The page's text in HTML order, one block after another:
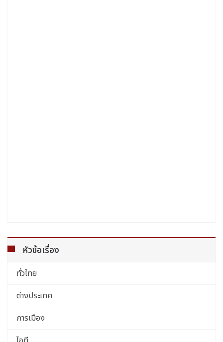
หัวข้อเรื่อง
ทั่วไทย
ต่างประเทศ
การเมือง